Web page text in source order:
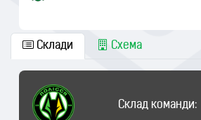
Склади Схема
Склад команди: